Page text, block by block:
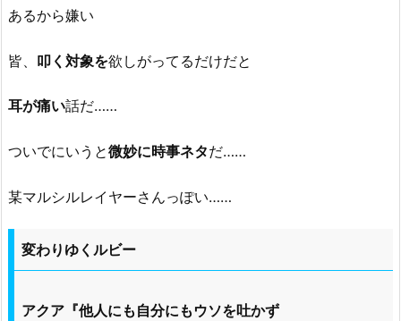
あるから嫌い
皆、 叩く対象を欲しがってるだけだと
耳が痛い話だ……
ついでにいうと微妙に時事ネタだ……
某マルシルレイヤーさんっぽい……
変わりゆくルビー
アクア『他人にも自分にもウソを吐かず